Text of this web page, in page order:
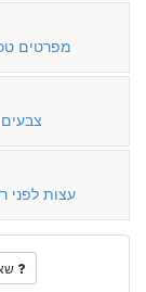
מפרטים
צבעים
עצות לפני